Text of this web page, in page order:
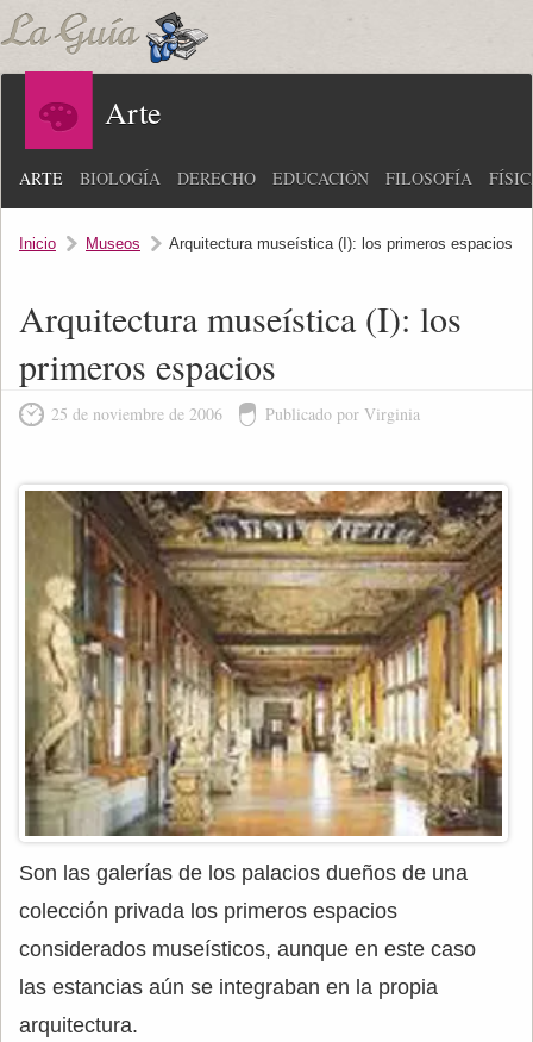
Arte
ARTE BIOLOGÍA DERECHO EDUCACIÓN FILOSOFÍA
Inicio Museos Arquitectura museística (I): los primeros espacios
Arquitectura museística (I): los
primeros espacios
25 de noviembre de 2006 Publicado por Virginia
Son las galerías de los palacios dueños de una
colección privada los primeros espacios
considerados museísticos, aunque en este caso
las estancias aún se integraban en la propia
arquitectura.